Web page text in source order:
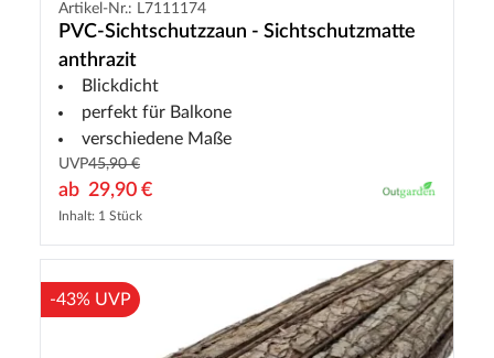
Artikel-Nr.: L7111174
PVC-Sichtschutzzaun - Sichtschutzmatte
anthrazit
Blickdicht
perfekt für Balkone
verschiedene Maße
UVP45,90 €
ab 29,90 €
Inhalt: 1 Stück
-43% UVP